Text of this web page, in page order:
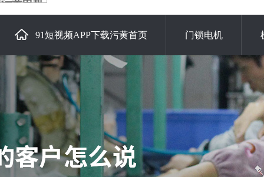
91短视频APP下载污黄首页 门锁电机
关于91短视频APP下载污黄